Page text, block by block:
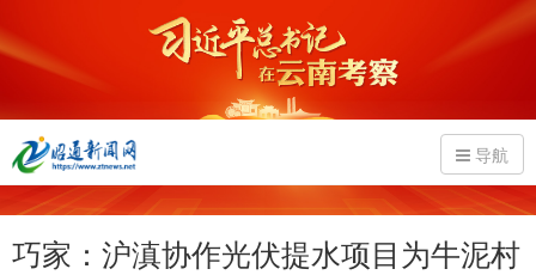
导航
巧家：沪滇协作光伏提水项目为牛泥村